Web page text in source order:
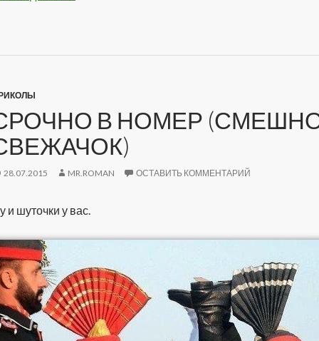
В НОМЕР
28.07.2015 MR.ROMAN ОСТАВИТЬ КОММЕНТАРИЙ
и шуточки у вас.